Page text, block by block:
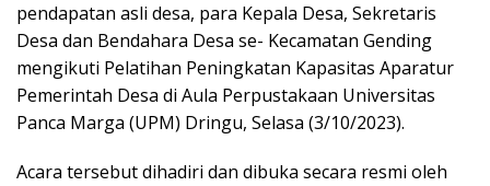
pendapatan asli desa, para Kepala Desa, Sekretaris
Desa dan Bendahara Desa se- Kecamatan Gending
mengikuti Pelatihan Peningkatan Kapasitas Aparatur
Pemerintah Desa di Aula Perpustakaan Universitas
Panca Marga (UPM) Dringu, Selasa (3/10/2023).
Acara tersebut dihadiri dan dibuka secara resmi oleh